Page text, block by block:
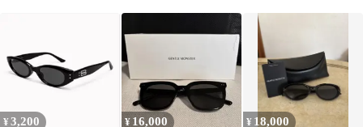
¥3,200 ¥ 16,000 ¥ 18,000